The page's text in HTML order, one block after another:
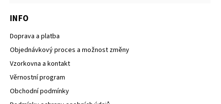
INFO
Doprava a platba
Objednávkový proces a možnost změny
Vzorkovna a kontakt
Věrnostní program
Obchodní podmínky